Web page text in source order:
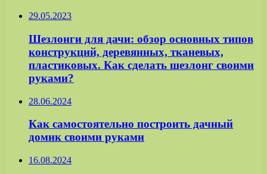
29.05.2023
Шезлонги для дачи: обзор основных типов
конструкций, деревянных, тканевых,
пластиковых. Как сделать шезлонг своими
руками?
28.06.2024
Как самостоятельно построить дачный
домик своими руками
16.08.2024